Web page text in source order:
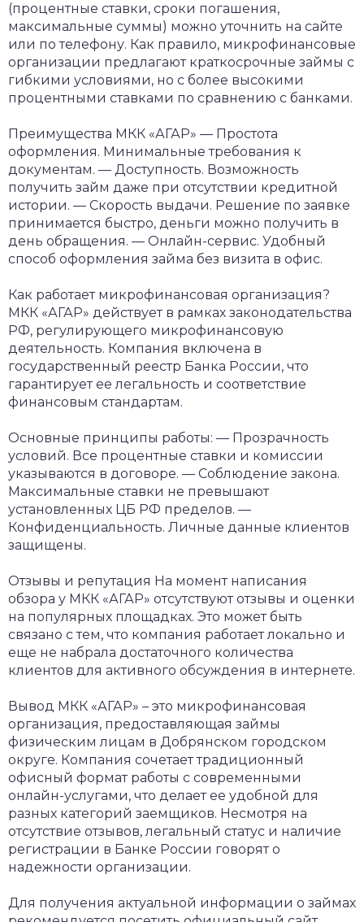
(процентные ставки, сроки погашения,
максимальные суммы) можно уточнить на сайте
или по телефону. Как правило, микрофинансовые
организации предлагают краткосрочные займы с
гибкими условиями, но с более высокими
процентными ставками по сравнению с банками.
Преимущества МКК «АГАР» — Простота
оформления. Минимальные требования к
документам. — Доступность. Возможность
получить займ даже при отсутствии кредитной
истории. — Скорость выдачи. Решение по заявке
принимается быстро, деньги можно получить в
день обращения. — Онлайн-сервис. Удобный
способ оформления займа без визита в офис.
Как работает микрофинансовая организация?
МКК «АГАР» действует в рамках законодательства
РФ, регулирующего микрофинансовую
деятельность. Компания включена в
государственный реестр Банка России, что
гарантирует ее легальность и соответствие
финансовым стандартам.
Основные принципы работы: — Прозрачность
условий. Все процентные ставки и комиссии
указываются в договоре. — Соблюдение закона.
Максимальные ставки не превышают
установленных ЦБ РФ пределов. —
Конфиденциальность. Личные данные клиентов
защищены.
Отзывы и репутация На момент написания
обзора у МКК «АГАР» отсутствуют отзывы и оценки
на популярных площадках. Это может быть
связано с тем, что компания работает локально и
еще не набрала достаточного количества
клиентов для активного обсуждения в интернете.
Вывод МКК «АГАР» – это микрофинансовая
организация, предоставляющая займы
физическим лицам в Добрянском городском
округе. Компания сочетает традиционный
офисный формат работы с современными
онлайн-услугами, что делает ее удобной для
разных категорий заемщиков. Несмотря на
отсутствие отзывов, легальный статус и наличие
регистрации в Банке России говорят о
надежности организации.
Для получения актуальной информации о займах